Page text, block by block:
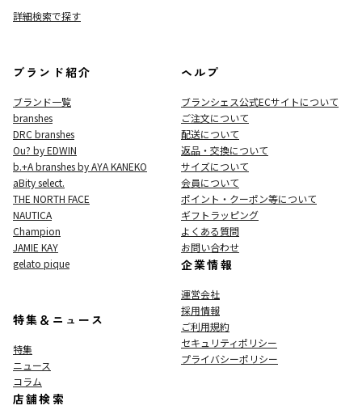
詳細検索で探す
ブランド紹介
ブランド一覧
branshes
DRC branshes
Ou? by EDWIN
b.+A branshes by AYA KANEKO
aBity select.
THE NORTH FACE
NAUTICA
Champion
JAMIE KAY
gelato pique
特集＆ニュース
特集
ニュース
コラム
店舗検索
ヘルプ
ブランシェス公式ECサイトについて
ご注文について
配送について
返品・交換について
サイズについて
会員について
ポイント・クーポン等について
ギフトラッピング
よくある質問
お問い合わせ
企業情報
運営会社
採用情報
ご利用規約
セキュリティポリシー
プライバシーポリシー